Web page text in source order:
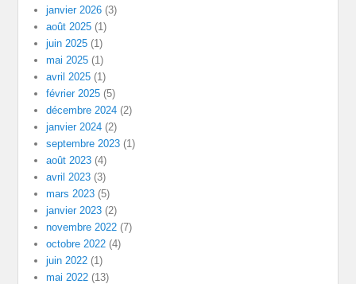
janvier 2026 (3)
août 2025 (1)
juin 2025 (1)
mai 2025 (1)
avril 2025 (1)
février 2025 (5)
décembre 2024 (2)
janvier 2024 (2)
septembre 2023 (1)
août 2023 (4)
avril 2023 (3)
mars 2023 (5)
janvier 2023 (2)
novembre 2022 (7)
octobre 2022 (4)
juin 2022 (1)
mai 2022 (13)